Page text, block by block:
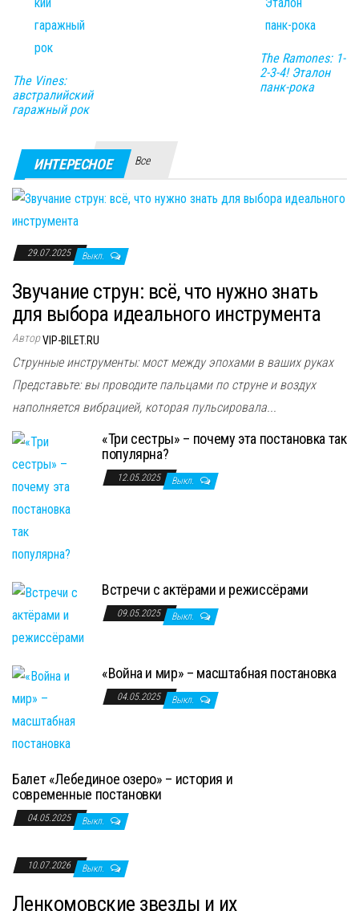
The Vines:
австралийский
гаражный рок
The Ramones: 1-
2-3-4! Эталон
панк-рока
ИНТЕРЕСНОЕ Все
29.07.2025 Выкл.
Звучание струн: всё, что нужно знать
для выбора идеального инструмента
АвторVIP-BILET.RU
Струнные инструменты: мост между эпохами в ваших руках
Представьте: вы проводите пальцами по струне и воздух
наполняется вибрацией, которая пульсировала...
«Три сестры» – почему эта постановка так
популярна?
12.05.2025 Выкл.
Встречи с актёрами и режиссёрами
09.05.2025 Выкл.
«Война и мир» – масштабная постановка
04.05.2025 Выкл.
Балет «Лебединое озеро» – история и
современные постановки
04.05.2025 Выкл.
10.07.2026 Выкл.
Ленкомовские звезды и их